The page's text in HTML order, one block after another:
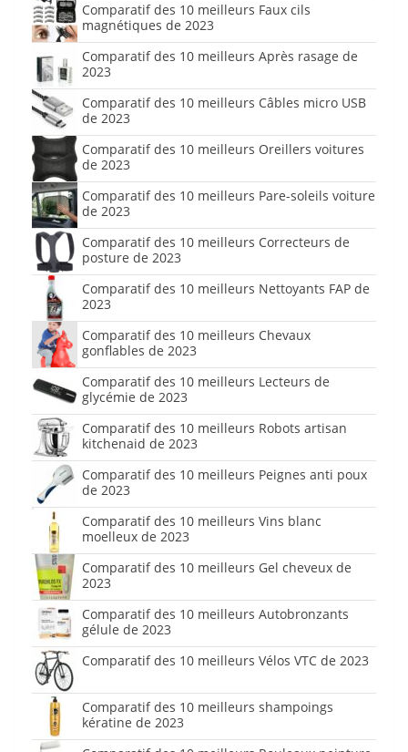
Comparatif des 10 meilleurs Faux cils
magnétiques de 2023
Comparatif des 10 meilleurs Après rasage de
2023
Comparatif des 10 meilleurs Câbles micro USB
de 2023
Comparatif des 10 meilleurs Oreillers voitures
de 2023
Comparatif des 10 meilleurs Pare-soleils voiture
de 2023
Comparatif des 10 meilleurs Correcteurs de
posture de 2023
Comparatif des 10 meilleurs Nettoyants FAP de
2023
Comparatif des 10 meilleurs Chevaux
gonflables de 2023
Comparatif des 10 meilleurs Lecteurs de
glycémie de 2023
Comparatif des 10 meilleurs Robots artisan
kitchenaid de 2023
Comparatif des 10 meilleurs Peignes anti poux
de 2023
Comparatif des 10 meilleurs Vins blanc
moelleux de 2023
Comparatif des 10 meilleurs Gel cheveux de
2023
Comparatif des 10 meilleurs Autobronzants
gélule de 2023
Comparatif des 10 meilleurs Vélos VTC de 2023
Comparatif des 10 meilleurs shampoings
kératine de 2023